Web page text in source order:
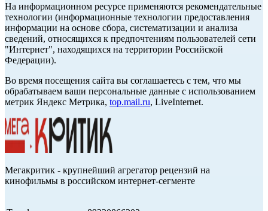
На информационном ресурсе применяются рекомендательные
технологии (информационные технологии предоставления
информации на основе сбора, систематизации и анализа
сведений, относящихся к предпочтениям пользователей сети
"Интернет", находящихся на территории Российской
Федерации).
Во время посещения сайта вы соглашаетесь с тем, что мы
обрабатываем ваши персональные данные с использованием
метрик Яндекс Метрика, top.mail.ru, LiveInternet.
Мегакритик - крупнейший агрегатор рецензий на
кинофильмы в российском интернет-сегменте